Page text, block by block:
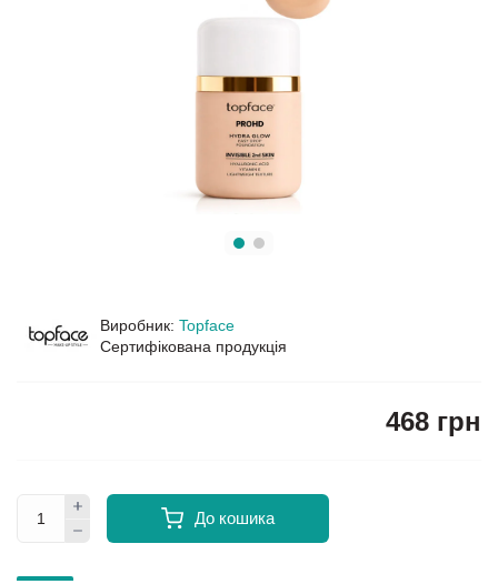
Виробник: Topface
Сертифікована продукція
468 грн
До кошика